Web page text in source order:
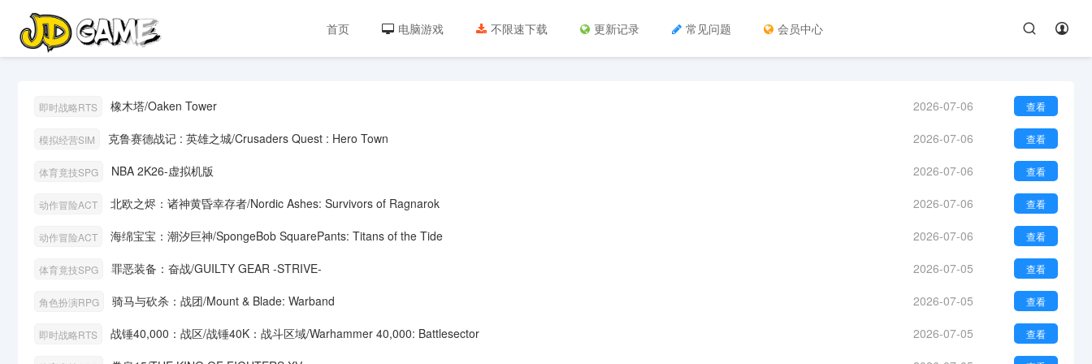
首页 电脑游戏 不限速下载 更新记录 常见问题 会员中心
即时战略RTS 橡木塔/Oaken Tower 查看
2026-07-06
模拟经营SIM 克鲁赛德战记 : 英雄之城/Crusaders Quest : Hero Town 查看
2026-07-06
体育竟技SPG NBA 2K26-虚拟机版 查看
2026-07-06
动作冒险ACT 北欧之烬：诸神黄昏幸存者/Nordic Ashes: Survivors of Ragnarok 查看
2026-07-06
动作冒险ACT 海绵宝宝：潮汐巨神/SpongeBob SquarePants: Titans of the Tide 查看
2026-07-06
体育竟技SPG 罪恶装备：奋战/GUILTY GEAR -STRIVE- 查看
2026-07-05
角色扮演RPG 骑马与砍杀：战团/Mount & Blade: Warband 查看
2026-07-05
即时战略RTS 战锤40,000：战区/战锤40K：战斗区域/Warhammer 40,000: Battlesector 查看
2026-07-05